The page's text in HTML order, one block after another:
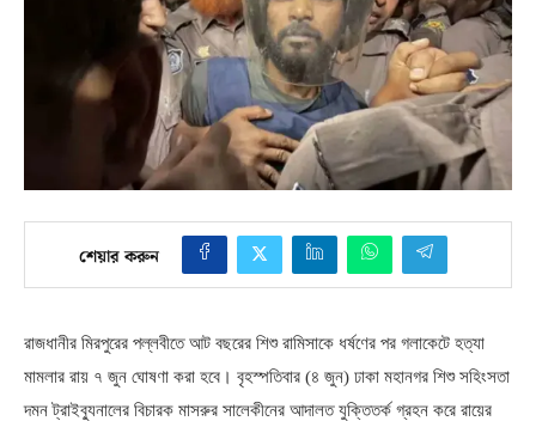
শেয়ার করুন
রাজধানীর মিরপুরের পল্লবীতে আট বছরের শিশু রামিসাকে ধর্ষণের পর গলাকেটে হত্যা
মামলার রায় ৭ জুন ঘোষণা করা হবে। বৃহস্পতিবার (৪ জুন) ঢাকা মহানগর শিশু সহিংসতা
দমন ট্রাইব্যুনালের বিচারক মাসরুর সালেকীনের আদালত যুক্তিতর্ক গ্রহন করে রায়ের